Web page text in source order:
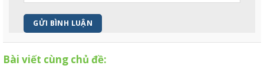
Bài viết cùng chủ đề: